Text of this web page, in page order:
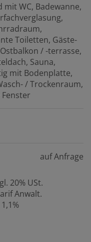
mit WC Badewanne
Toiletten Gäste-
Ostbalkon / -terrasse
Sauna
mit Bodenplatte
/ Trockenraum
auf Anfrage
20% USt.
Anwalt.
1,1%